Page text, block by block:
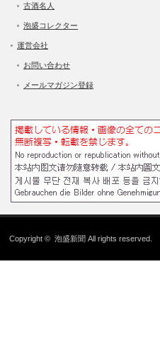
古酒名人
泡盛コレクター
運営会社
お問い合わせ
メールマガジン登録
Copyright ©泡盛新聞 All rights reserved.